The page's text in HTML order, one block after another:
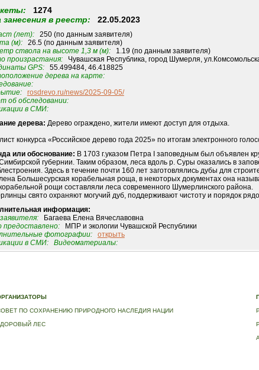
1274
в реестр: 22.05.2023
(лет):250 (по данным заявителя)
(м):26.5 (по данным заявителя)
ствола на высоте 1,3 м (м):1.19 (по данным заявителя)
произрастания:Чувашская Республика, город Шумерля,
GPS:55.499484, 46.418825
дерева на карте:
rosdrevo.ru/news/2025-09-05/
об обследовании:
в СМИ:
дерева: Дерево ограждено, жители имеют доступ для отдыха.
конкурса «Российское дерево года 2025» по итогам электронного
или обоснование: В 1703 г.указом Петра I заповедным был объявлен
губернии. Таким образом, леса вдоль р. Суры оказались в
Здесь в течение почти 160 лет заготовлялись дубы для
Большесурская корабельная роща, в некоторых документах она
рощи составляли леса современного Шумерлинского района.
свято охраняют могучий дуб, поддерживают чистоту и порядок
информация:
Багаева Елена Вячеславовна
МПР и экологии Чувашской Республики
фотографии:
открыть
в СМИ:
Видеоматериалы:
ПО СОХРАНЕНИЮ ПРИРОДНОГО НАСЛЕДИЯ НАЦИИ
ЛЕС